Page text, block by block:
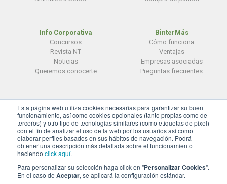
Esta página web utiliza cookies necesarias para garantizar su buen
funcionamiento, así como cookies opcionales (tanto propias como de
terceros) y otro tipo de tecnologías similares (como etiquetas de píxel)
con el fin de analizar el uso de la web por los usuarios así como
elaborar perfiles basados en sus hábitos de navegación. Podrá
obtener una descripción más detallada sobre el funcionamiento
haciendo click aquí.
Para personalizar su selección haga click en "Personalizar Cookies".
En el caso de Aceptar, se aplicará la configuración estándar.
Info Corporativa
Concursos
Revista NT
Noticias
Queremos conocerte
BinterMás
Cómo funciona
Ventajas
Empresas asociadas
Preguntas frecuentes
© BinterCanarias
Aviso legal|Privacidad|Cookies
Configuración de cookies